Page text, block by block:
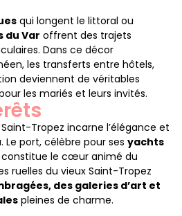
qui longent le littoral ou
du Var offrent des trajets
Dans ce décor
les transferts entre hôtels,
deviennent de véritables
les mariés et leurs invités.
Tropez incarne l’élégance et
Le port, célèbre pour ses yachts
constitue le cœur animé du
ruelles du vieux Saint-Tropez
des galeries d’art et
pleines de charme.